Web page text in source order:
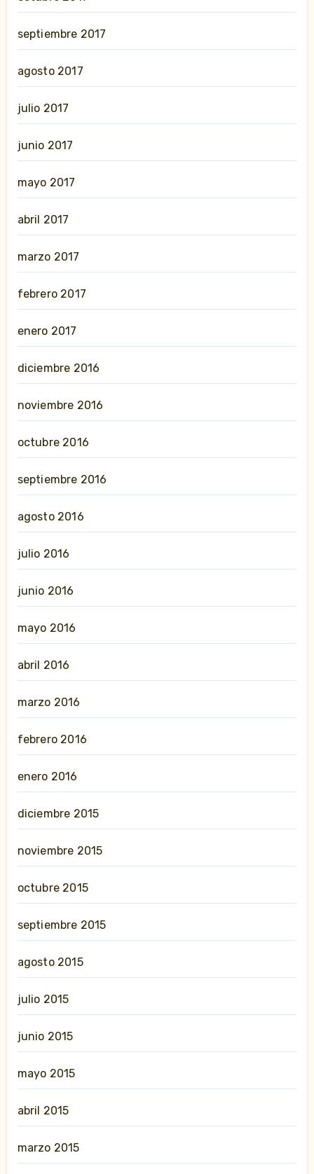
septiembre 2017
agosto 2017
julio 2017
junio 2017
mayo 2017
abril 2017
marzo 2017
febrero 2017
enero 2017
diciembre 2016
noviembre 2016
octubre 2016
septiembre 2016
agosto 2016
julio 2016
junio 2016
mayo 2016
abril 2016
marzo 2016
febrero 2016
enero 2016
diciembre 2015
noviembre 2015
octubre 2015
septiembre 2015
agosto 2015
julio 2015
junio 2015
mayo 2015
abril 2015
marzo 2015